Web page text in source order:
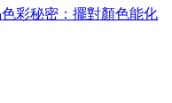
彩秘密：擺對顏色能化